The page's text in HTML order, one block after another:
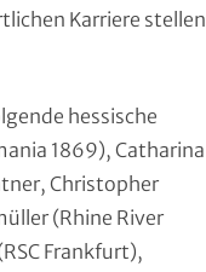
Karriere stellen
hessische
1869), Catharina
Christopher
(Rhine River
Frankfurt),